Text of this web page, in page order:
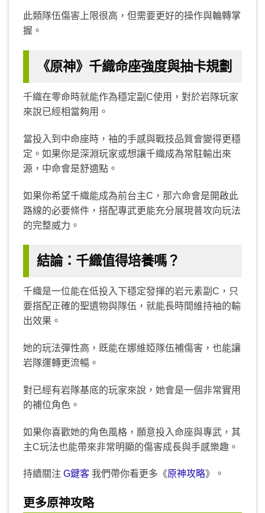
此類隊伍傷害上限很高，但需要更好的操作與輪轉掌
握。
《原神》千織命座強度與抽卡規劃
千織在零命時就能作為穩定副C使用，對於岩隊玩家
來說已經相當夠用。
當投入到中命座時，袖的手感與戰技品質會變得更穩
定。如果你是深淵玩家或想讓千織成為常駐輸出來
源，中命會是舒適點。
如果你希望千織能成為前台主C，那六命會是開啟此
路線的必要條件，搭配專武更能充分展現普攻向玩法
的完整威力。
結論：千織值得培養嗎？
千織是一位能在低投入下穩定發揮的岩元素副C，只
要搭配正確的聖遺物與隊伍，就能長時間維持袖的輸
出效果。
她的玩法彈性高，既能在娜維婭隊伍補傷害，也能讓
岩隊運轉更流暢。
對已經有岩隊基底的玩家來說，她會是一個非常實用
的補位角色。
如果你喜歡她的角色風格，願意投入命座與專武，其
主C玩法也能帶來非常明顯的傷害成長與手感樂趣。
持續關注 G鍵客 我們帶你看更多《原神攻略》。
更多原神攻略